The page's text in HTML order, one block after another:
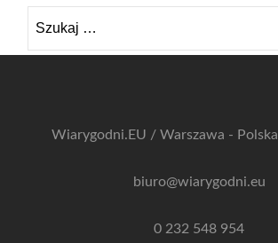
Wiarygodni.EU / Warszawa - Polska
biuro@wiarygodni.eu
0 232 548 954